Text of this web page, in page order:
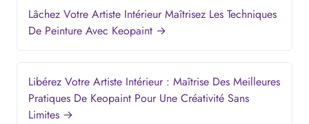
Lâchez Votre Artiste Intérieur Maîtrisez Les Techniques
De Peinture Avec Keopaint →
Libérez Votre Artiste Intérieur : Maîtrise Des Meilleures
Pratiques De Keopaint Pour Une Créativité Sans
Limites →